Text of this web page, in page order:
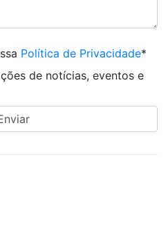
Política de Privacidade*
de notícias, eventos e